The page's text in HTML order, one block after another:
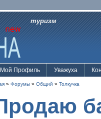
туризм
Мой Профиль Уважуха
» Форумы » Общий » Толкучка